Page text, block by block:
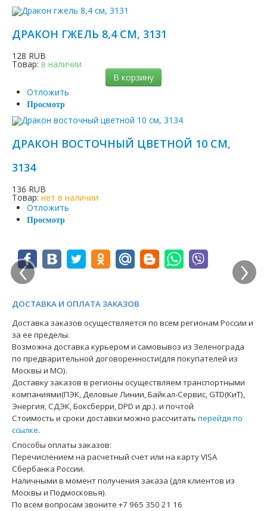
ДРАКОН ГЖЕЛЬ 8,4 СМ, 3131
128 RUB
Товар: в наличии
В корзину
Отложить
Просмотр
ДРАКОН ВОСТОЧНЫЙ ЦВЕТНОЙ 10 СМ,
3134
136 RUB
Товар: нет в наличии
Отложить
Просмотр
‹ ›
ДОСТАВКА И ОПЛАТА ЗАКАЗОВ
Доставка заказов осуществляется по всем регионам России и
за ее пределы.
Возможна доставка курьером и самовывоз из Зеленограда
по предварительной договоренности(для покупателей из
Москвы и МО).
Доставку заказов в регионы осуществляем транспортными
компаниями(ПЭК, Деловые Линии, Байкал-Сервис, GTD(КиТ),
Энергия, СДЭК, Боксберри, DPD и др.). и почтой
Стоимость и сроки доставки можно рассчитать перейдя по
ссылке.
Способы оплаты заказов:
Перечислением на расчетный счет или на карту VISA
Сбербанка России.
Наличными в момент получения заказа (для клиентов из
Москвы и Подмосковья).
По всем вопросам звоните +7 965 350 21 16